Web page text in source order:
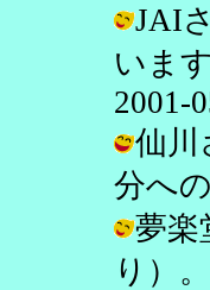
JAI
いま
2001-
仙川
分へ
夢楽
り）